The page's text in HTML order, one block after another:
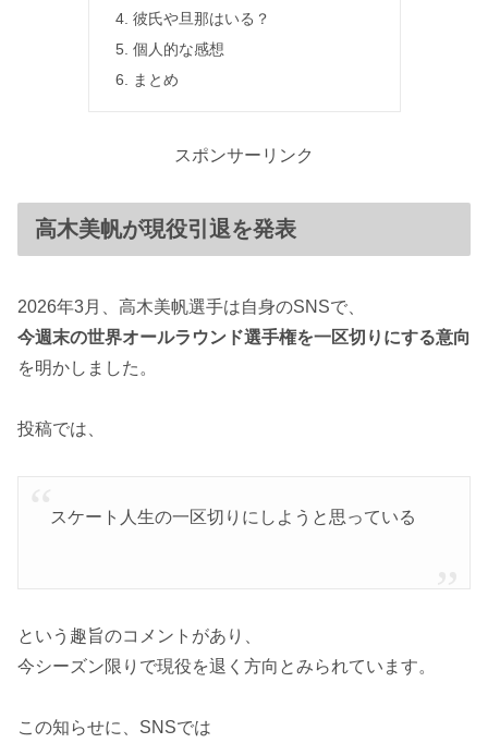
彼氏や旦那はいる？
個人的な感想
まとめ
スポンサーリンク
高木美帆が現役引退を発表
2026年3月、高木美帆選手は自身のSNSで、
今週末の世界オールラウンド選手権を一区切りにする意向
を明かしました。
投稿では、
スケート人生の一区切りにしようと思っている
という趣旨のコメントがあり、
今シーズン限りで現役を退く方向とみられています。
この知らせに、SNSでは